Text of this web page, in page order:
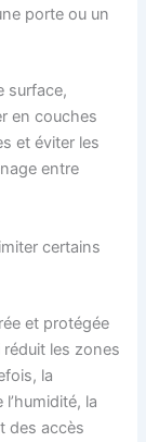
porte ou un
surface,
en couches
et éviter les
entre
certains
et protégée
les zones
la
la
des accès